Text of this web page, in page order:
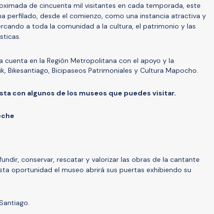
de cincuenta mil visitantes en cada temporada, este
perfilado, desde el comienzo, como una instancia atractiva y
a toda la comunidad a la cultura, el patrimonio y las
cuenta en la Región Metropolitana con el apoyo y la
Bikesantiago, Bicipaseos Patrimoniales y Cultura Mapocho.
con algunos de los museos que puedes visitar.
conservar, rescatar y valorizar las obras de la cantante
oportunidad el museo abrirá sus puertas exhibiendo su